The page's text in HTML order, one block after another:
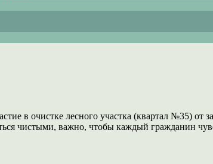
в очистке лесного участка (квартал №35) от
чистыми, важно, чтобы каждый гражданин